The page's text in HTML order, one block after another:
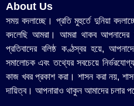
About Us
সময় বদলাচ্ছে। প্রতি মুহুর্তে দুনিয়া
বদলেছি আমরা। আমরা থাকব আপনাদের
প্রতিবাদের বলিষ্ঠ কণ্ঠস্বর হয়ে,
সমালোচক এবং তথ্যের সবচেয়ে
কাজ খবর প্রকাশ করা। শাসন করা নয়,
দায়িত্ব। আপনারাও থাকুন আমাদের চলার